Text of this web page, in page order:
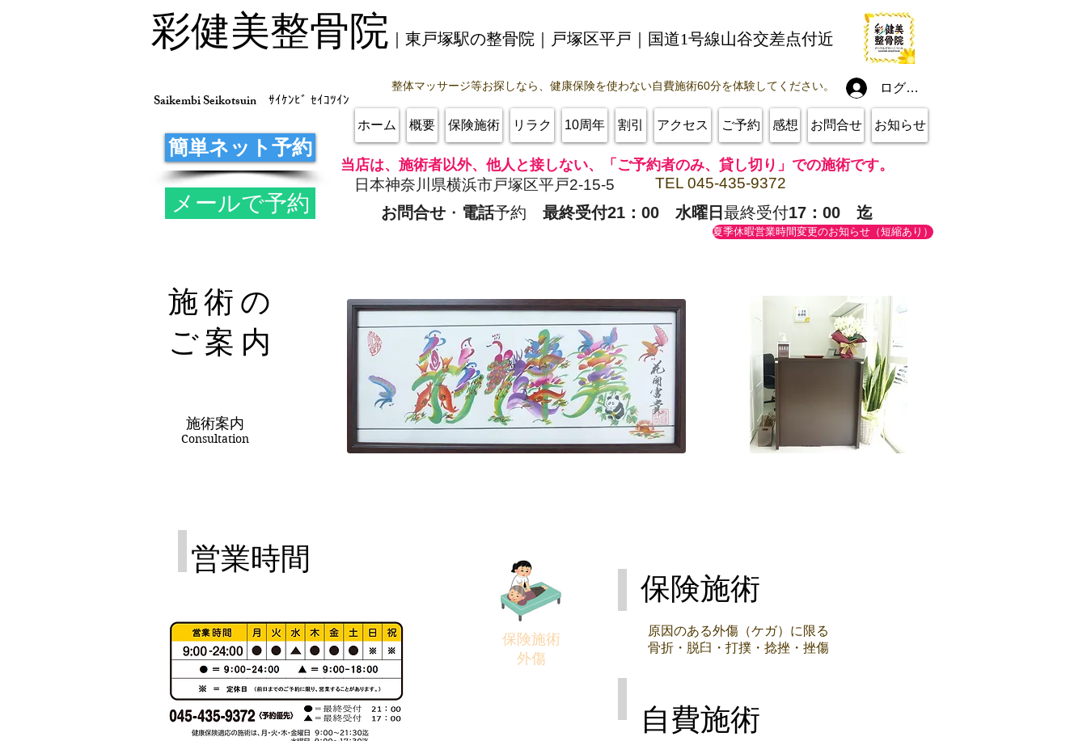
彩健美整骨院 ｜東戸塚駅の整骨院｜戸塚区平戸｜ 国道1号線山谷交差点付近
簡単ネット予約
ホーム 概要 保険施術 リラク 10周年 割引 アクセス ご予約 感想 お問合せ お知らせ
Saikembi Seikotsuin ｻｲｹﾝﾋﾞ ｾｲｺﾂｲﾝ
整体マッサージ等お探しなら、健康保険を使わない自費施術60分を体験してください。
当店は、施術者以外、他人と接しない、「ご予約者のみ、貸し切り」での施術です。
ログイン
メールで予約
日本神奈川県横浜市戸塚区平戸2-15-5 TEL 045-435-9372
お問合せ ・ 電話予約 最終受付21：00 水曜日 最終受付17：00 迄
夏季休暇営業時間変更のお知らせ（短縮あり）
施術の
ご案内
施術案内
Consultation
営業時間
保険施術
外傷
保険施術
原因のある外傷（ケガ）に限る
​骨折・脱臼・打撲・捻挫・挫傷
自費施術